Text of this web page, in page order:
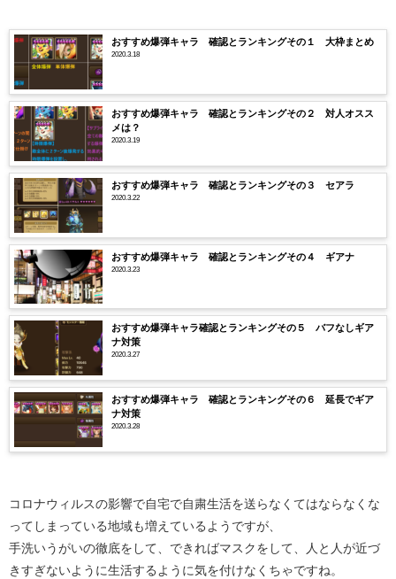
おすすめ爆弾キャラ 確認とランキングその１ 大枠まとめ
2020.3.18
おすすめ爆弾キャラ 確認とランキングその２ 対人オスス
メは？
2020.3.19
おすすめ爆弾キャラ 確認とランキングその３ セアラ
2020.3.22
おすすめ爆弾キャラ 確認とランキングその４ ギアナ
2020.3.23
おすすめ爆弾キャラ確認とランキングその５ バフなしギア
ナ対策
2020.3.27
おすすめ爆弾キャラ 確認とランキングその６ 延長でギア
ナ対策
2020.3.28
コロナウィルスの影響で自宅で自粛生活を送らなくてはならなくな
ってしまっている地域も増えているようですが、
手洗いうがいの徹底をして、できればマスクをして、人と人が近づ
きすぎないように生活するように気を付けなくちゃですね。